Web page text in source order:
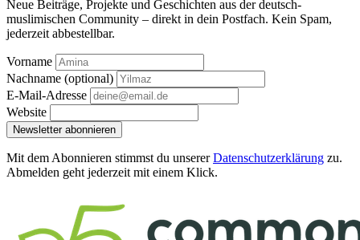
Neue Beiträge, Projekte und Geschichten aus der deutsch-
muslimischen Community – direkt in dein Postfach. Kein Spam,
jederzeit abbestellbar.
Vorname
Nachname (optional)
E-Mail-Adresse
Website
Newsletter abonnieren
Mit dem Abonnieren stimmst du unsererDatenschutzerklärung zu.
Abmelden geht jederzeit mit einem Klick.